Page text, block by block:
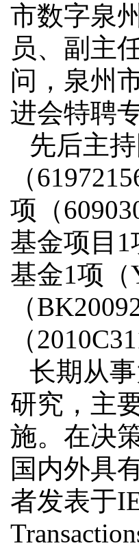
市数字泉
员、副主
问，泉州
进会特聘
先后主
（
项（
基金项目 1
基金1项（
（
（
长期从
研究，主
施。在决
国内外具
者发表于